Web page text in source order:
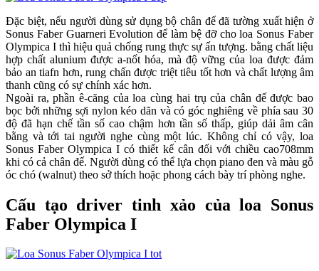
Đặc biệt, nếu người dùng sử dụng bộ chân đế đã tường xuất hiện ở
Sonus Faber Guarneri Evolution để làm bệ đỡ cho loa Sonus Faber
Olympica I thì hiệu quả chống rung thực sự ấn tượng. bằng chất liệu
hợp chất alunium được a-nốt hóa, mà độ vững của loa được đảm
bảo an tiafn hơn, rung chấn được triệt tiêu tốt hơn và chất lượng âm
thanh cũng có sự chính xác hơn.
Ngoài ra, phần ê-căng của loa cùng hai trụ của chân đế được bao
bọc bởi những sợi nylon kéo dãn và có góc nghiêng về phía sau 30
độ đã hạn chế tần số cao chậm hơn tần số thấp, giúp dải âm cân
bằng và tới tai người nghe cùng một lúc. Không chỉ có vậy, loa
Sonus Faber Olympica I có thiết kế cân đối với chiều cao708mm
khi có cả chân đế. Người dùng có thể lựa chọn piano đen và màu gỗ
óc chó (walnut) theo sở thích hoặc phong cách bày trí phòng nghe.
Cấu tạo driver tinh xảo của loa Sonus
Faber Olympica I